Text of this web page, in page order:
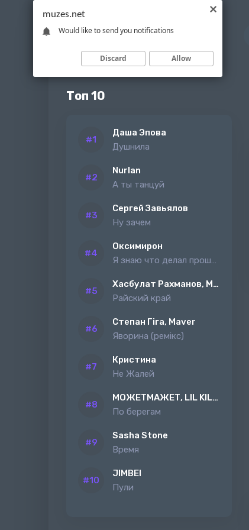
Топ 10
Даша Эпова
Душнила
Nurlan
А ты танцуй
Сергей Завьялов
Ну зачем
Оксимирон
Я знаю что делал прошлым летом
Хасбулат Рахманов, MAGAS
Райский край
Степан Гіга, Maver
Яворина (ремiкс)
Кристина
Не Жалей
МОЖЕТМАЖЕТ, LIL KILAH
По берегам
Sasha Stone
Время
JIMBEI
Пули
muzes.net
Would like to send you notifications
Discard Allow